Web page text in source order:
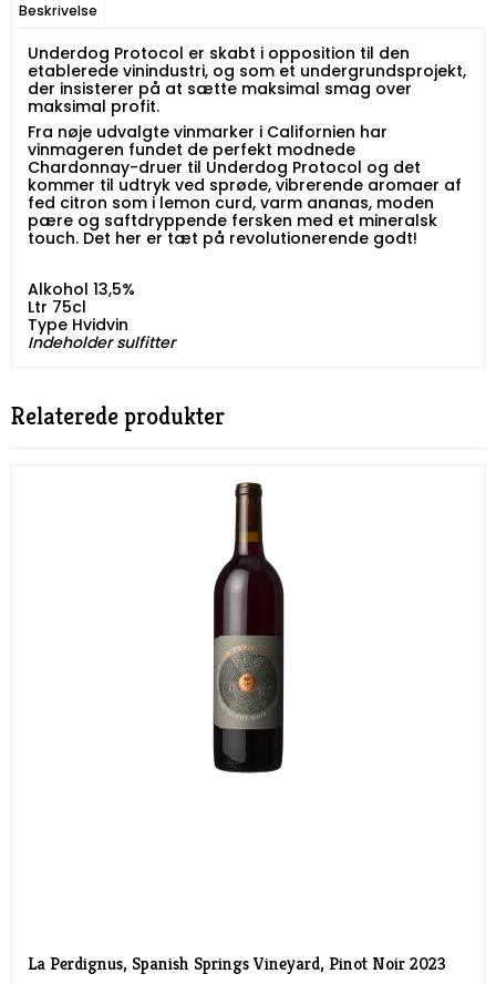
Beskrivelse
Underdog Protocol er skabt i opposition til den
etablerede vinindustri, og som et undergrundsprojekt,
der insisterer på at sætte maksimal smag over
maksimal profit.
Fra nøje udvalgte vinmarker i Californien har
vinmageren fundet de perfekt modnede
Chardonnay-druer til Underdog Protocol og det
kommer til udtryk ved sprøde, vibrerende aromaer af
fed citron som i lemon curd, varm ananas, moden
pære og saftdryppende fersken med et mineralsk
touch. Det her er tæt på revolutionerende godt!
Alkohol 13,5%
Ltr 75cl
Type Hvidvin
​​​​​​​Indeholder sulfitter
Relaterede produkter
La Perdignus, Spanish Springs Vineyard, Pinot Noir 2023